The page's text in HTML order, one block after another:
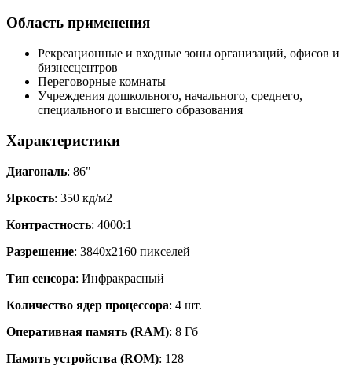
Область применения
Рекреационные и входные зоны организаций, офисов и
бизнесцентров
Переговорные комнаты
Учреждения дошкольного, начального, среднего,
специального и высшего образования
Характеристики
Диагональ: 86"
Яркость: 350 кд/м2
Контрастность: 4000:1
Разрешение: 3840х2160 пикселей
Тип сенсора: Инфракрасный
Количество ядер процессора: 4 шт.
Оперативная память (RAM): 8 Гб
Память устройства (ROM): 128